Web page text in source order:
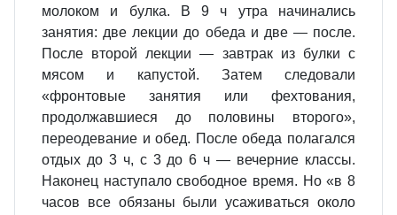
молоком и булка. В 9 ч утра начинались
занятия: две лекции до обеда и две — после.
После второй лекции — завтрак из булки с
мясом и капустой. Затем следовали
«фронтовые занятия или фехтования,
продолжавшиеся до половины второго»,
переодевание и обед. После обеда полагался
отдых до 3 ч, с 3 до 6 ч — вечерние классы.
Наконец наступало свободное время. Но «в 8
часов все обязаны были усаживаться около